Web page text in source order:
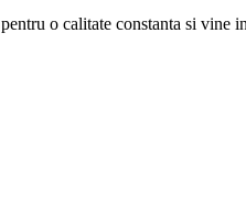
pentru o calitate constanta si vine